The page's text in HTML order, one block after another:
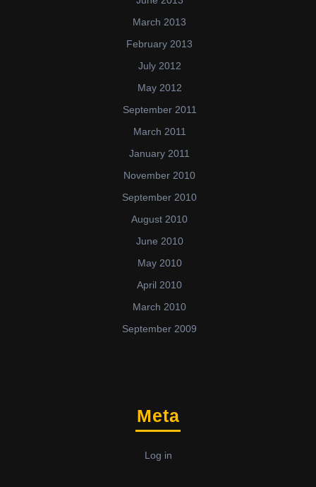
March 2013
February 2013
July 2012
May 2012
September 2011
March 2011
January 2011
November 2010
September 2010
August 2010
June 2010
May 2010
April 2010
March 2010
September 2009
Meta
Log in